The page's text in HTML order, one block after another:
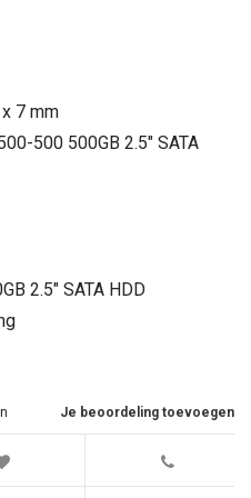
7 mm
500 500GB 2.5" SATA
2.5" SATA HDD
Je beoordeling toevoegen